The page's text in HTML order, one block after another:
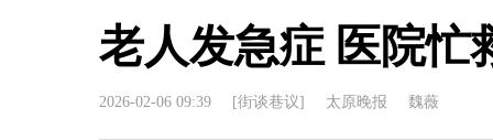
老人发急症 医院忙
2026-02-06 09:39 [街谈巷议] 太原晚报 魏薇